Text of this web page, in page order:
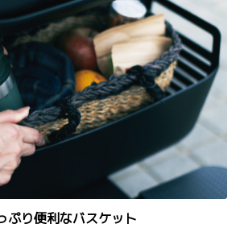
ぷり便利なバスケット